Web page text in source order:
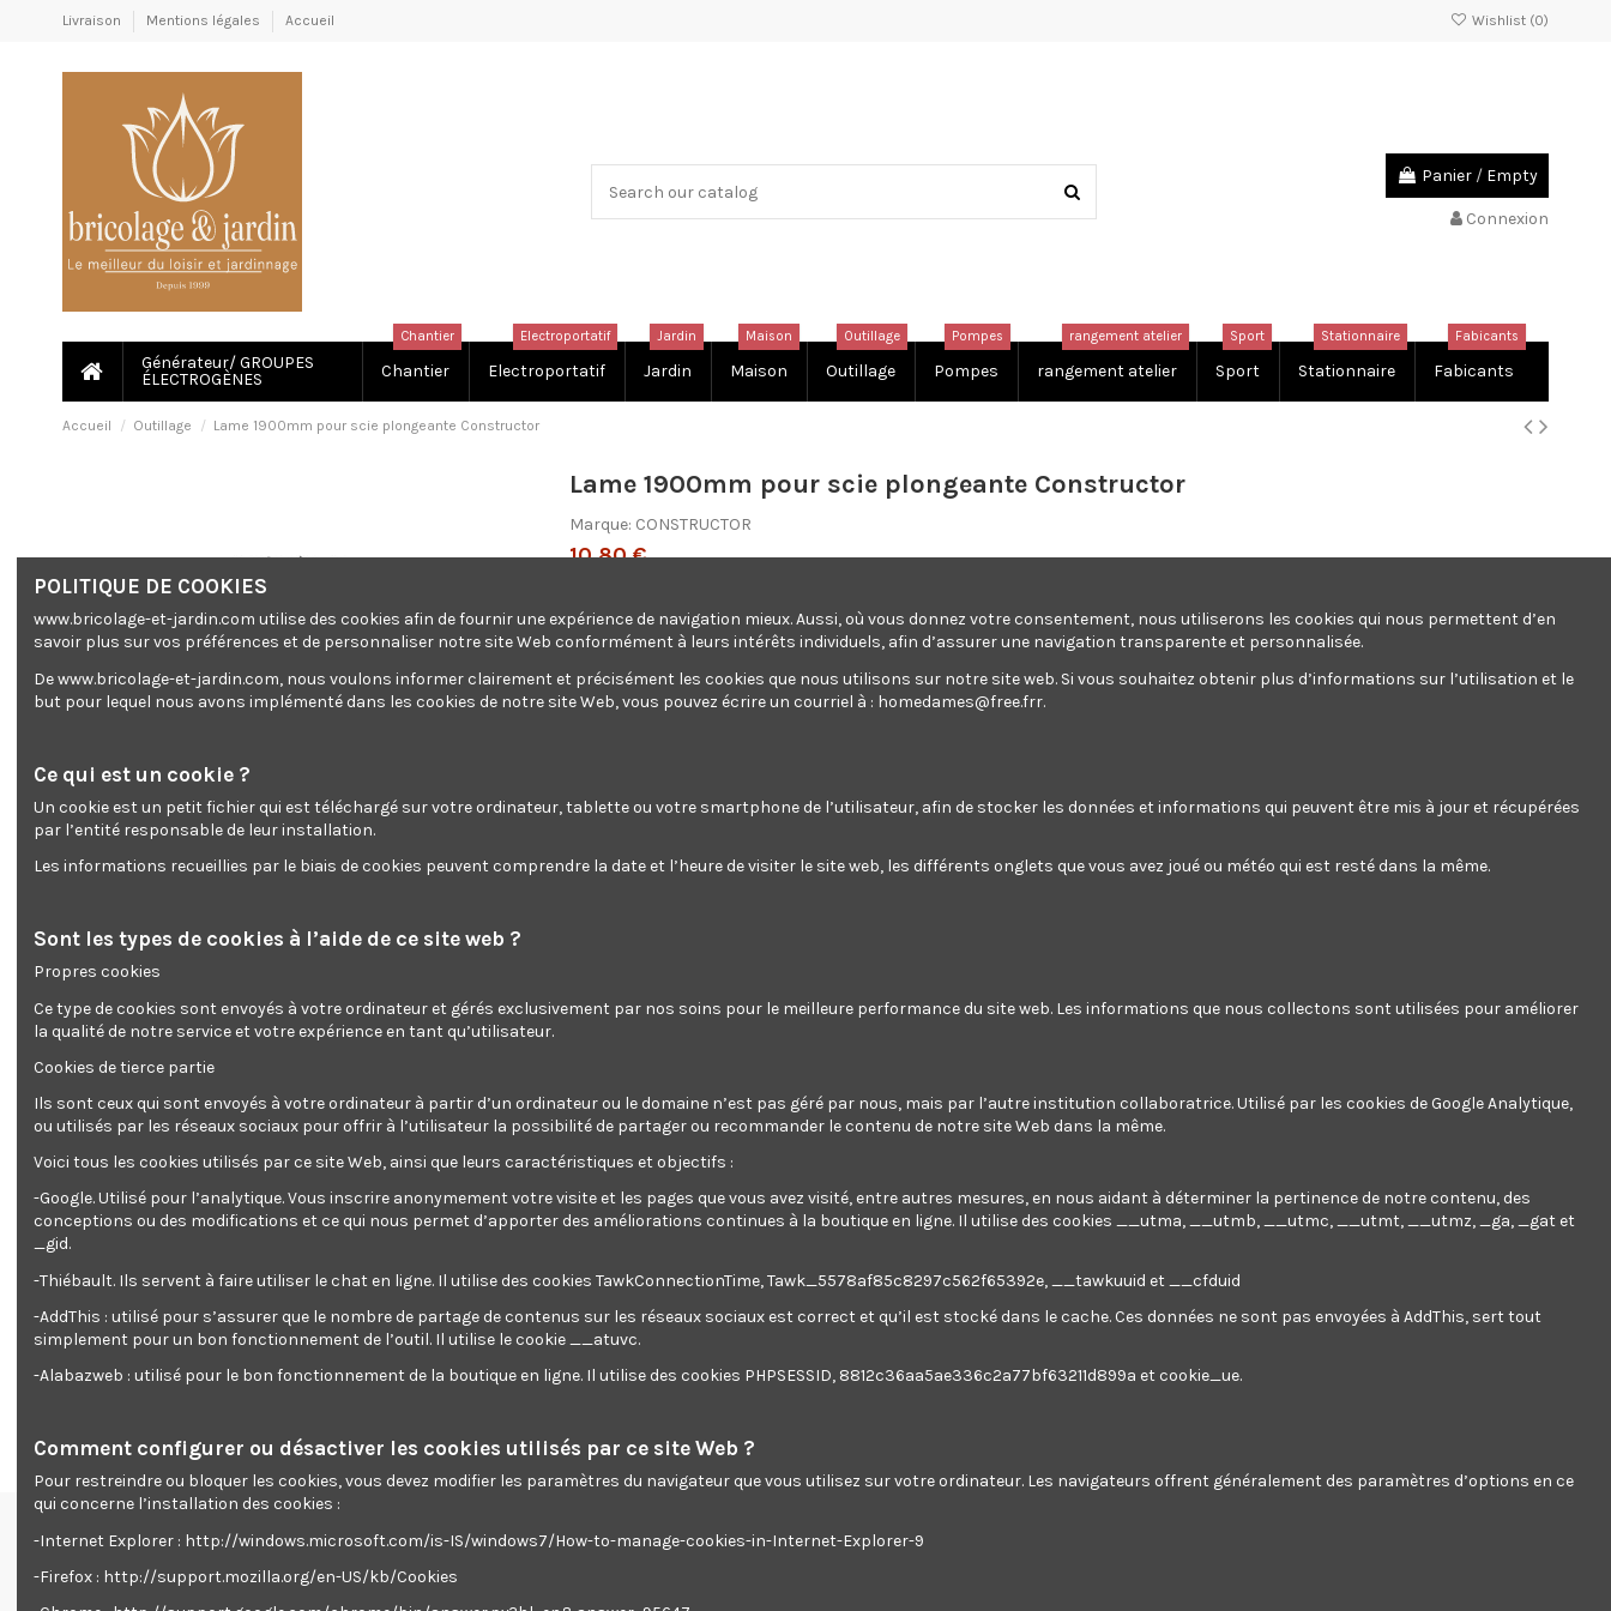
Livraison Mentions légales Accueil Wishlist (0)
Panier / Empty
Connexion
Générateur/ GROUPES
ÉLECTROGÈNES
Chantier
Chantier
Electroportatif
Electroportatif
Jardin
Jardin
Maison
Maison
Outillage
Outillage
Pompes
Pompes
rangement atelier
rangement atelier
Sport
Sport
Stationnaire
Stationnaire
Fabicants
Fabicants
Accueil Outillage Lame 1900mm pour scie plongeante Constructor
Lame 1900mm pour scie plongeante Constructor
Marque: CONSTRUCTOR
10,80 €
Gratuit pour 1080 points
Gratuit pour 1080 points
Get register and you will earn 11 points/0,11 €(Chaque 1,00 € dépensé = 1 point, 1 point = 0,01 € de réduction sur une
prochaine commande)
Description Détails du produit Reviews(0)
Nombre de dents: 24
Alésage 20mm
Renseignements centre de support Follow us
POLITIQUE DE COOKIES
www.bricolage-et-jardin.com utilise des cookies afin de fournir une expérience de navigation mieux. Aussi, où vous donnez votre consentement, nous utiliserons les cookies qui nous permettent d’en
savoir plus sur vos préférences et de personnaliser notre site Web conformément à leurs intérêts individuels, afin d’assurer une navigation transparente et personnalisée.
De www.bricolage-et-jardin.com, nous voulons informer clairement et précisément les cookies que nous utilisons sur notre site web. Si vous souhaitez obtenir plus d’informations sur l’utilisation et le
but pour lequel nous avons implémenté dans les cookies de notre site Web, vous pouvez écrire un courriel à : homedames@free.frr.
Ce qui est un cookie ?
Un cookie est un petit fichier qui est téléchargé sur votre ordinateur, tablette ou votre smartphone de l’utilisateur, afin de stocker les données et informations qui peuvent être mis à jour et récupérées
par l’entité responsable de leur installation.
Les informations recueillies par le biais de cookies peuvent comprendre la date et l’heure de visiter le site web, les différents onglets que vous avez joué ou météo qui est resté dans la même.
Sont les types de cookies à l’aide de ce site web ?
Propres cookies
Ce type de cookies sont envoyés à votre ordinateur et gérés exclusivement par nos soins pour le meilleure performance du site web. Les informations que nous collectons sont utilisées pour améliorer
la qualité de notre service et votre expérience en tant qu’utilisateur.
Cookies de tierce partie
Ils sont ceux qui sont envoyés à votre ordinateur à partir d’un ordinateur ou le domaine n’est pas géré par nous, mais par l’autre institution collaboratrice. Utilisé par les cookies de Google Analytique,
ou utilisés par les réseaux sociaux pour offrir à l’utilisateur la possibilité de partager ou recommander le contenu de notre site Web dans la même.
Voici tous les cookies utilisés par ce site Web, ainsi que leurs caractéristiques et objectifs :
-Google. Utilisé pour l’analytique. Vous inscrire anonymement votre visite et les pages que vous avez visité, entre autres mesures, en nous aidant à déterminer la pertinence de notre contenu, des
conceptions ou des modifications et ce qui nous permet d’apporter des améliorations continues à la boutique en ligne. Il utilise des cookies __utma, __utmb, __utmc, __utmt, __utmz, _ga, _gat et
_gid.
-Thiébault. Ils servent à faire utiliser le chat en ligne. Il utilise des cookies TawkConnectionTime, Tawk_5578af85c8297c562f65392e, __tawkuuid et __cfduid
-AddThis : utilisé pour s’assurer que le nombre de partage de contenus sur les réseaux sociaux est correct et qu’il est stocké dans le cache. Ces données ne sont pas envoyées à AddThis, sert tout
simplement pour un bon fonctionnement de l’outil. Il utilise le cookie __atuvc.
-Alabazweb : utilisé pour le bon fonctionnement de la boutique en ligne. Il utilise des cookies PHPSESSID, 8812c36aa5ae336c2a77bf63211d899a et cookie_ue.
Comment configurer ou désactiver les cookies utilisés par ce site Web ?
Pour restreindre ou bloquer les cookies, vous devez modifier les paramètres du navigateur que vous utilisez sur votre ordinateur. Les navigateurs offrent généralement des paramètres d’options en ce
qui concerne l’installation des cookies :
-Internet Explorer : http://windows.microsoft.com/is-IS/windows7/How-to-manage-cookies-in-Internet-Explorer-9
-Firefox : http://support.mozilla.org/en-US/kb/Cookies